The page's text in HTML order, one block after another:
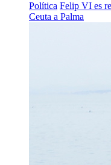
Política Felip VI es
Ceuta a Palma